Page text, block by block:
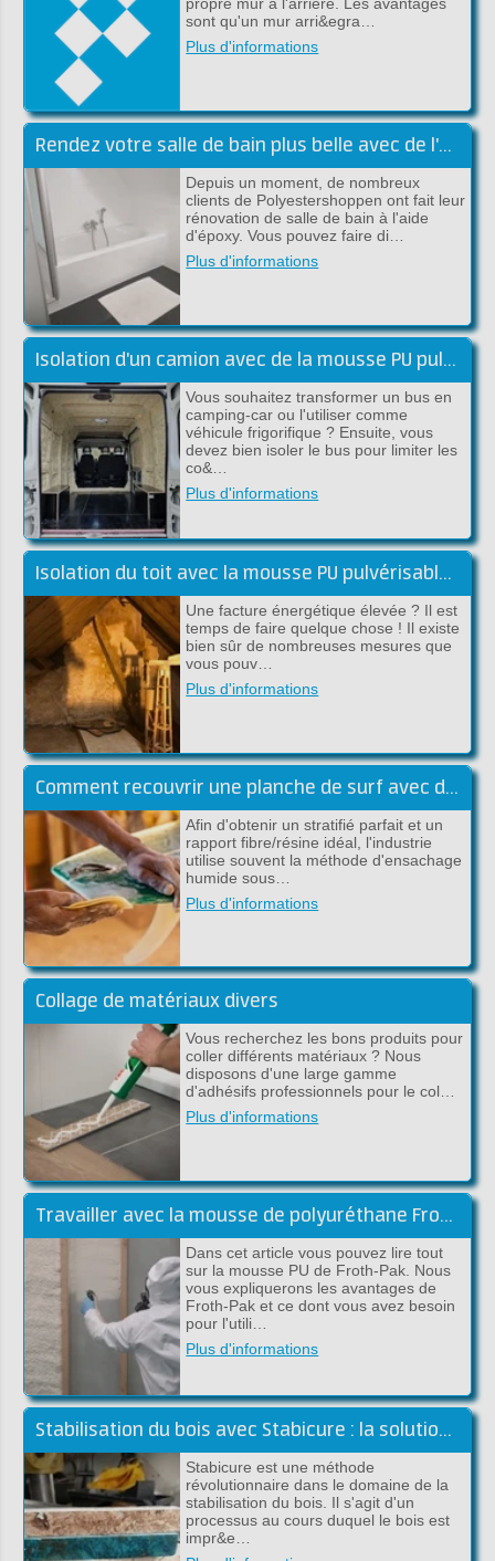
propre mur à l'arrière. Les avantages
sont qu'un mur arri&egra…
Plus d'informations
Rendez votre salle de bain plus belle avec de l'époxy
Depuis un moment, de nombreux
clients de Polyestershoppen ont fait leur
rénovation de salle de bain à l'aide
d'époxy. Vous pouvez faire di…
Plus d'informations
Isolation d'un camion avec de la mousse PU pulvérisable
Vous souhaitez transformer un bus en
camping-car ou l'utiliser comme
véhicule frigorifique ? Ensuite, vous
devez bien isoler le bus pour limiter les
co&…
Plus d'informations
Isolation du toit avec la mousse PU pulvérisable de Froth-Pak
Une facture énergétique élevée ? Il est
temps de faire quelque chose ! Il existe
bien sûr de nombreuses mesures que
vous pouv…
Plus d'informations
Comment recouvrir une planche de surf avec du tissu en carbone et de l'époxy ?
Afin d'obtenir un stratifié parfait et un
rapport fibre/résine idéal, l'industrie
utilise souvent la méthode d'ensachage
humide sous…
Plus d'informations
Collage de matériaux divers
Vous recherchez les bons produits pour
coller différents matériaux ? Nous
disposons d'une large gamme
d'adhésifs professionnels pour le col…
Plus d'informations
Travailler avec la mousse de polyuréthane Froth-Pak - Conseils et astuces
Dans cet article vous pouvez lire tout
sur la mousse PU de Froth-Pak. Nous
vous expliquerons les avantages de
Froth-Pak et ce dont vous avez besoin
pour l'utili…
Plus d'informations
Stabilisation du bois avec Stabicure : la solution pour un bois durable et solide
Stabicure est une méthode
révolutionnaire dans le domaine de la
stabilisation du bois. Il s'agit d'un
processus au cours duquel le bois est
impr&e…